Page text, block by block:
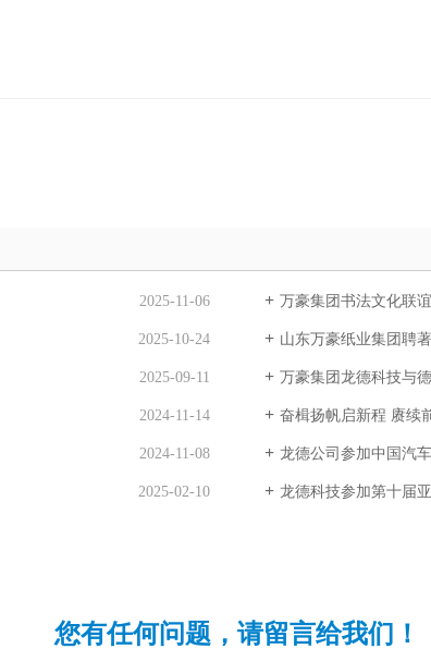
2025-11-06 万豪集团书法文化联
2025-10-24 山东万豪纸业集团聘
2025-09-11 万豪集团龙德科技与
2024-11-14 奋楫扬帆启新程 赓续
2024-11-08 龙德公司参加中国汽
2025-02-10 龙德科技参加第十届
您有任何问题，请留言给我们！